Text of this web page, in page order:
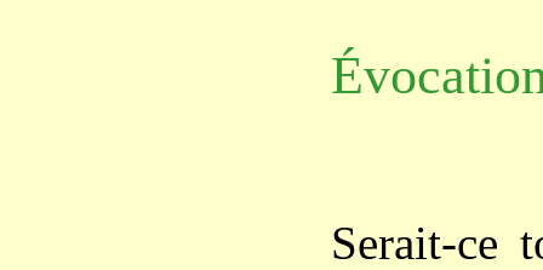
Serait-ce